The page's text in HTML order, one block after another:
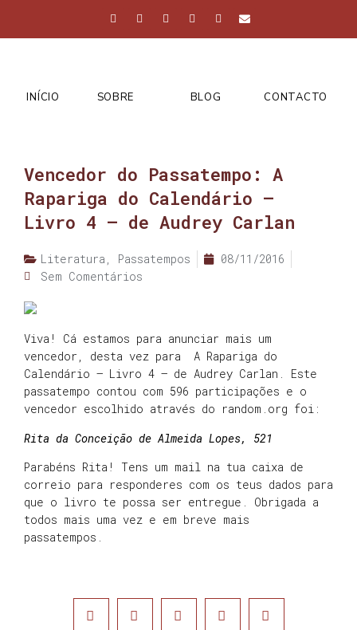
INÍCIO SOBRE BLOG CONTACTO
Vencedor do Passatempo: A
Rapariga do Calendário –
Livro 4 – de Audrey Carlan
Literatura , Passatempos
08/11/2016
Sem Comentários
Viva! Cá estamos para anunciar mais um
vencedor, desta vez para A Rapariga do
Calendário – Livro 4 – de Audrey Carlan. Este
passatempo contou com 596 participações e o
vencedor escolhido através do random.org foi:
Rita da Conceição de Almeida Lopes, 521
Parabéns Rita! Tens um mail na tua caixa de
correio para responderes com os teus dados para
que o livro te possa ser entregue. Obrigada a
todos mais uma vez e em breve mais
passatempos.